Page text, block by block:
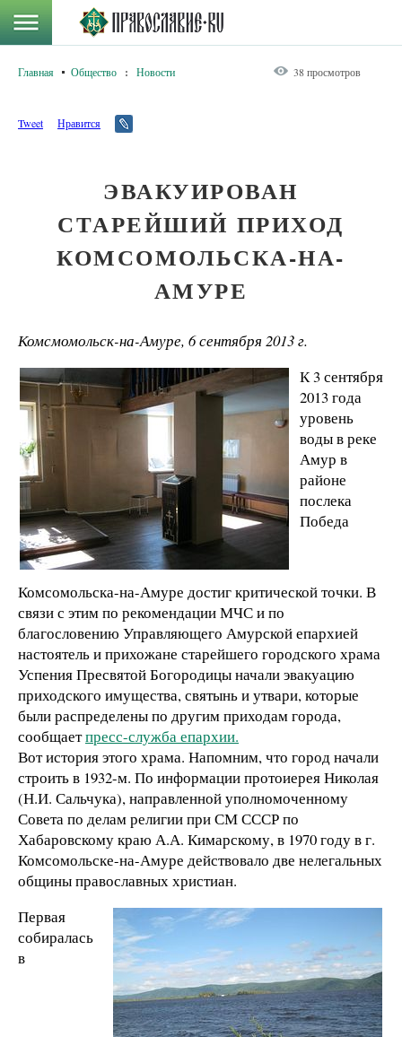
Главная Общество : Новости 38 просмотров
Tweet Нравится
ЭВАКУИРОВАН
СТАРЕЙШИЙ ПРИХОД
КОМСОМОЛЬСКА-НА-
АМУРЕ
Комсмомольск-на-Амуре, 6 сентября 2013 г.
К 3 сентября
2013 года
уровень
воды в реке
Амур в
районе
послека
Победа
Комсомольска-на-Амуре достиг критической точки. В
связи с этим по рекомендации МЧС и по
благословению Управляющего Амурской епархией
настоятель и прихожане старейшего городского храма
Успения Пресвятой Богородицы начали эвакуацию
приходского имущества, святынь и утвари, которые
были распределены по другим приходам города,
сообщаетпресс-служба епархии.
Вот история этого храма. Напомним, что город начали
строить в 1932-м. По информации протоиерея Николая
(Н.И. Сальчука), направленной уполномоченному
Совета по делам религии при СМ СССР по
Хабаровскому краю А.А. Кимарскому, в 1970 году в г.
Комсомольске-на-Амуре действовало две нелегальных
общины православных христиан.
Первая
собиралась
в